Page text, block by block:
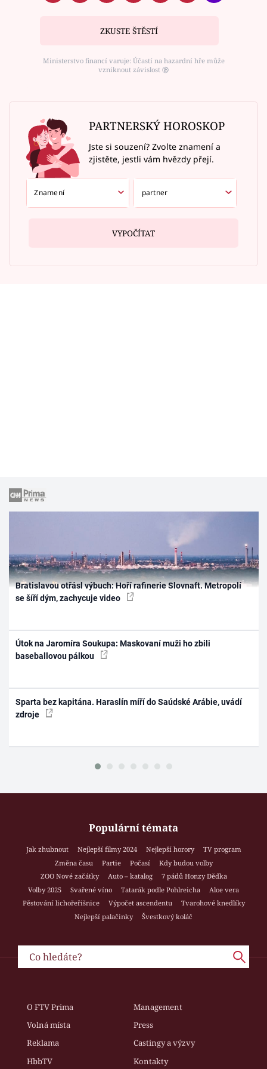
ZKUSTE ŠTĚSTÍ
Ministerstvo financí varuje: Účastí na hazardní hře může
vzniknout závislost ⑱
PARTNERSKÝ HOROSKOP
Jste si souzení? Zvolte znamení a
zjistěte, jestli vám hvězdy přejí.
VYPOČÍTAT
Bratislavou otřásl výbuch: Hoří rafinerie Slovnaft. Metropolí
se šíří dým, zachycuje video
Útok na Jaromíra Soukupa: Maskovaní muži ho zbili
baseballovou pálkou
Sparta bez kapitána. Haraslín míří do Saúdské Arábie, uvádí
zdroje
Populární témata
Jak zhubnout Nejlepší filmy 2024 Nejlepší horory
TV program
Změna času
Partie Počasí
Kdy budou volby
ZOO Nové začátky
Auto – katalog
7 pádů Honzy Dědka
Volby 2025
Svařené víno Tatarák podle Pohlreicha
Aloe vera
Pěstování lichořeřišnice
Výpočet ascendentu
Tvarohové knedlíky
Nejlepší palačinky
Švestkový koláč
O FTV Prima
Management
Volná místa
Press
Reklama
Castingy a výzvy
HbbTV
Kontakty